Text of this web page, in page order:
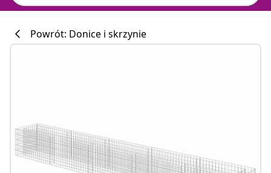
Powrót: Donice i skrzynie